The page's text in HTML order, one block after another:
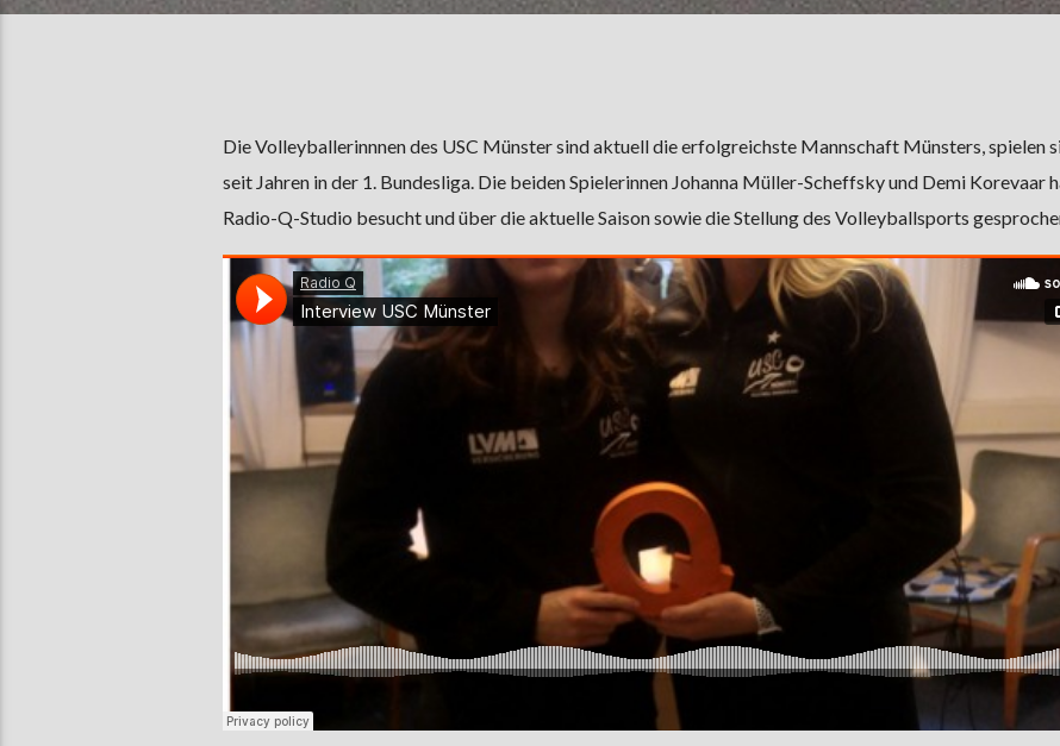
Die Volleyballerinnnen des USC Münster sind aktuell die erfolgreichste Mannschaft Münsters, spielen
seit Jahren in der 1. Bundesliga. Die beiden Spielerinnen Johanna Müller-Scheffsky und Demi Korevaar
Radio-Q-Studio besucht und über die aktuelle Saison sowie die Stellung des Volleyballsports